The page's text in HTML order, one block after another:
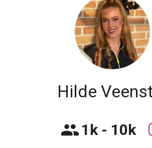
Hilde
1k - 10k